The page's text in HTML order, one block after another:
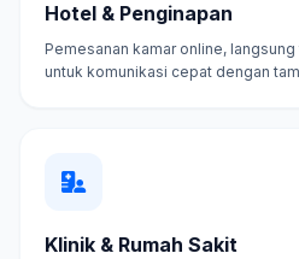
Hotel & Penginapan
Pemesanan kamar online,
untuk komunikasi cepat dengan
Klinik & Rumah Sakit